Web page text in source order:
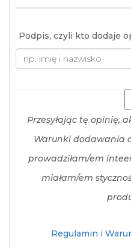
Podpis, czyli kto dodaje
Przesyłając tę opinię,
Warunki dodawania
prowadziłam/em
miałam/em
Regulamin i